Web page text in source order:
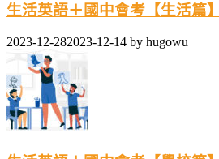
生活英語＋國中會考【生活篇
2023-12-282023-12-14 by hugowu